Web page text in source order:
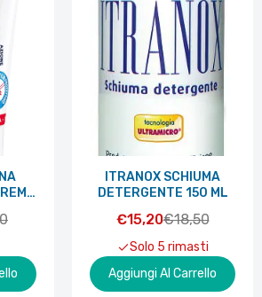
ITRANOX SCHIUMA
DETERGENTE 150 ML
€15,20€18,50
Solo 5 rimasti
Aggiungi Al Carrello